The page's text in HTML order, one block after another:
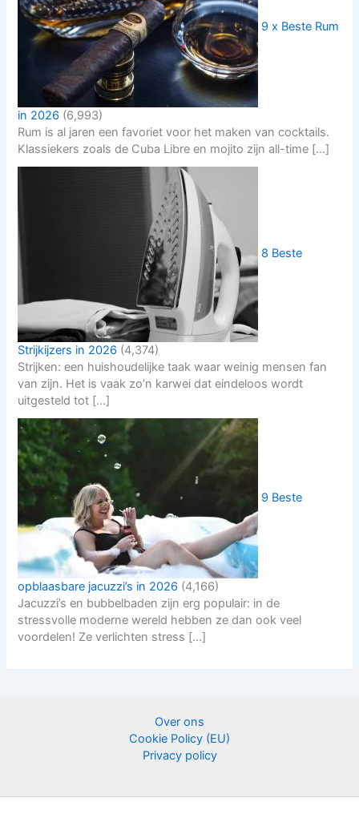
9 x Beste Rum
in 2026 (6,993)
Rum is al jaren een favoriet voor het maken van cocktails.
Klassiekers zoals de Cuba Libre en mojito zijn all-time […]
8 Beste
Strijkijzers in 2026 (4,374)
Strijken: een huishoudelijke taak waar weinig mensen fan
van zijn. Het is vaak zo’n karwei dat eindeloos wordt
uitgesteld tot […]
9 Beste
opblaasbare jacuzzi’s in 2026 (4,166)
Jacuzzi’s en bubbelbaden zijn erg populair: in de
stressvolle moderne wereld hebben ze dan ook veel
voordelen! Ze verlichten stress […]
Over ons
Cookie Policy (EU)
Privacy policy